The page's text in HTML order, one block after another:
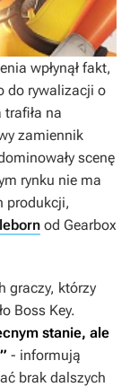
wpłynął fakt,
do rywalizacji o
na
zamiennik
scenę
rynku nie ma
produkcji,
od Gearbox
graczy, którzy
Boss Key.
stanie, ale
- informują
brak dalszych